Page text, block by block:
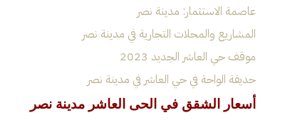
عاصمة الاستثمار: مدينة نصر
المشاريع والمحلات التجارية في مدينة نصر
موقف حي العاشر الجديد 2023
حديقة الواحة في حي العاشر في مدينة نصر
أسعار الشقق في الحى العاشر مدينة نصر